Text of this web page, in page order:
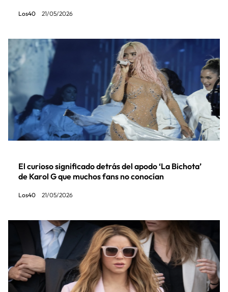
Los40 21/05/2026
El curioso significado detrás del apodo ‘La Bichota’
de Karol G que muchos fans no conocían
Los40 21/05/2026